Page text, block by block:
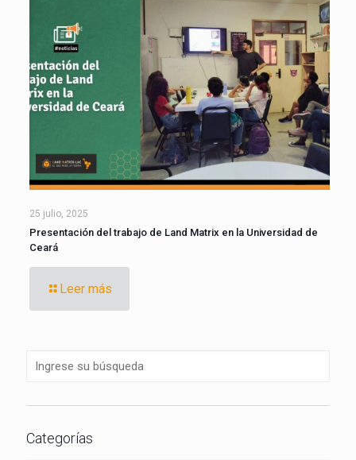
25 julio, 2025
Presentación del trabajo de Land Matrix en la Universidad de
Ceará
Leer más
Categorías